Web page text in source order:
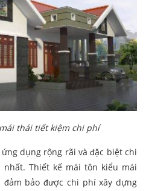
thái tiết kiệm chi phí
dụng rộng rãi và đặc biệt chi
Thiết kế mái tôn kiểu mái
bảo được chi phí xây dựng